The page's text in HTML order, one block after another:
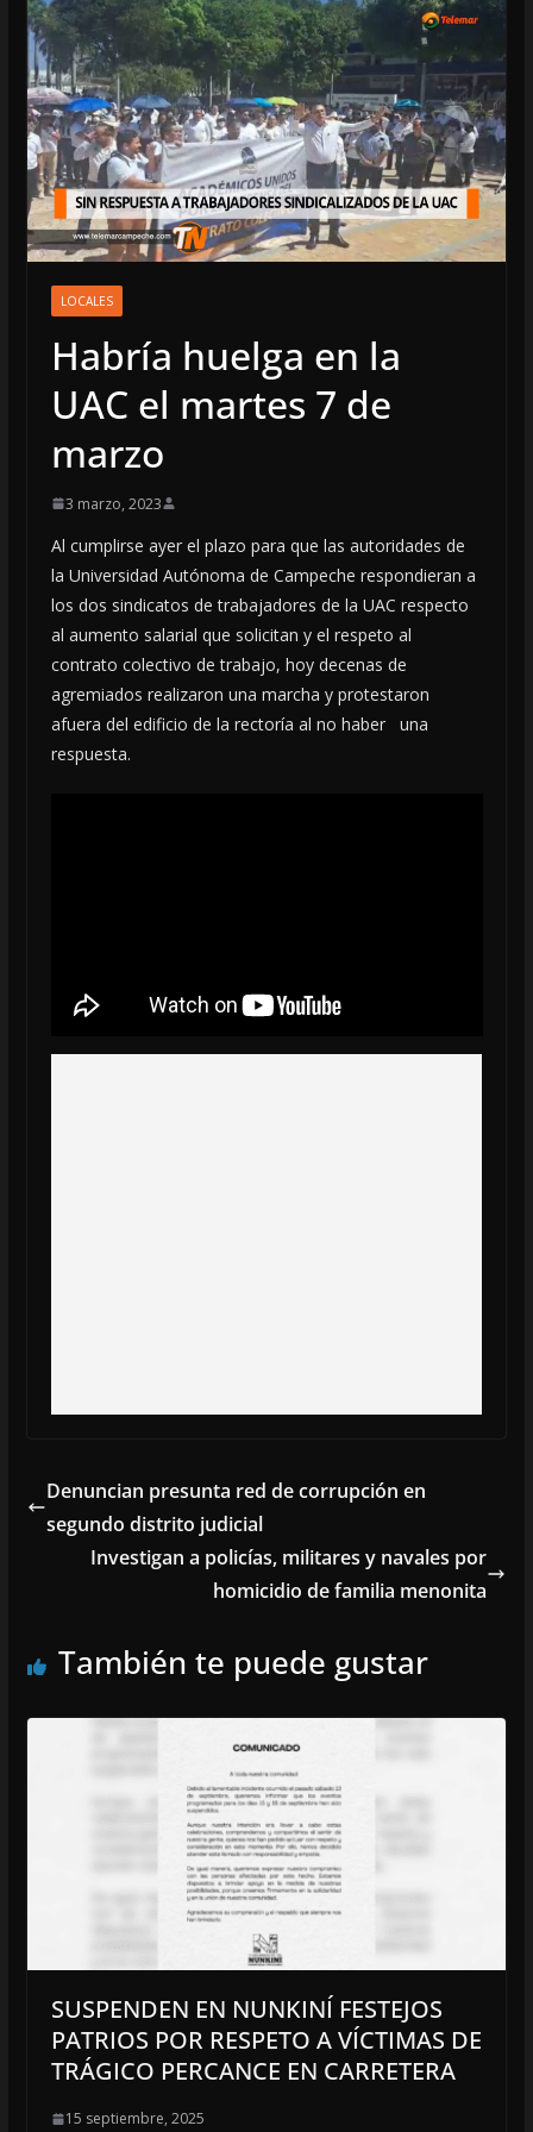
LOCALES
Habría huelga en la
UAC el martes 7 de
marzo
3 marzo, 2023
Al cumplirse ayer el plazo para que las autoridades de
la Universidad Autónoma de Campeche respondieran a
los dos sindicatos de trabajadores de la UAC respecto
al aumento salarial que solicitan y el respeto al
contrato colectivo de trabajo, hoy decenas de
agremiados realizaron una marcha y protestaron
afuera del edificio de la rectoría al no haber una
respuesta.
Denuncian presunta red de corrupción en
segundo distrito judicial
Investigan a policías, militares y navales por
homicidio de familia menonita
También te puede gustar
SUSPENDEN EN NUNKINÍ FESTEJOS
PATRIOS POR RESPETO A VÍCTIMAS DE
TRÁGICO PERCANCE EN CARRETERA
15 septiembre, 2025